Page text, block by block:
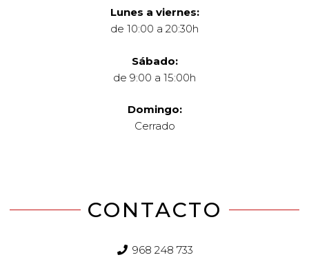
Lunes a viernes:
de 10:00 a 20:30h
Sábado:
de 9:00 a 15:00h
Domingo:
Cerrado
CONTACTO
968 248 733